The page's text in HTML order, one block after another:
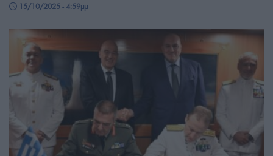
15/10/2025 - 4:59μμ